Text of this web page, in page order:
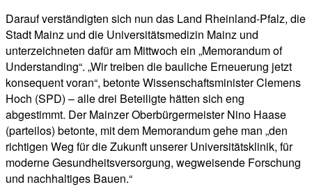
Darauf verständigten sich nun das Land Rheinland-Pfalz, die
Stadt Mainz und die Universitätsmedizin Mainz und
unterzeichneten dafür am Mittwoch ein „Memorandum of
Understanding“. „Wir treiben die bauliche Erneuerung jetzt
konsequent voran“, betonte Wissenschaftsminister Clemens
Hoch (SPD) – alle drei Beteiligte hätten sich eng
abgestimmt. Der Mainzer Oberbürgermeister Nino Haase
(parteilos) betonte, mit dem Memorandum gehe man „den
richtigen Weg für die Zukunft unserer Universitätsklinik, für
moderne Gesundheitsversorgung, wegweisende Forschung
und nachhaltiges Bauen.“